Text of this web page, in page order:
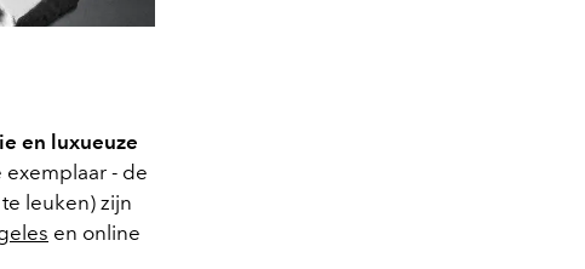
en luxueuze
- de
leuken) zijn
en online